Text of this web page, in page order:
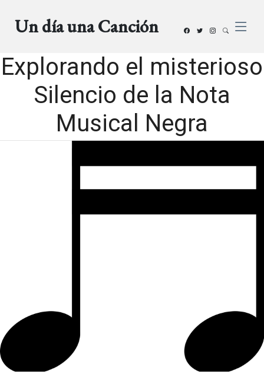
Un día una Canción
Explorando el misterioso
Silencio de la Nota
Musical Negra